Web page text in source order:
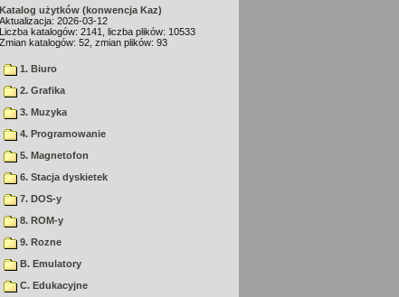
Katalog użytków (konwencja Kaz)
Aktualizacja: 2026-03-12
Liczba katalogów: 2141, liczba plików: 10533
Zmian katalogów: 52, zmian plików: 93
1. Biuro
2. Grafika
3. Muzyka
4. Programowanie
5. Magnetofon
6. Stacja dyskietek
7. DOS-y
8. ROM-y
9. Rozne
B. Emulatory
C. Edukacyjne